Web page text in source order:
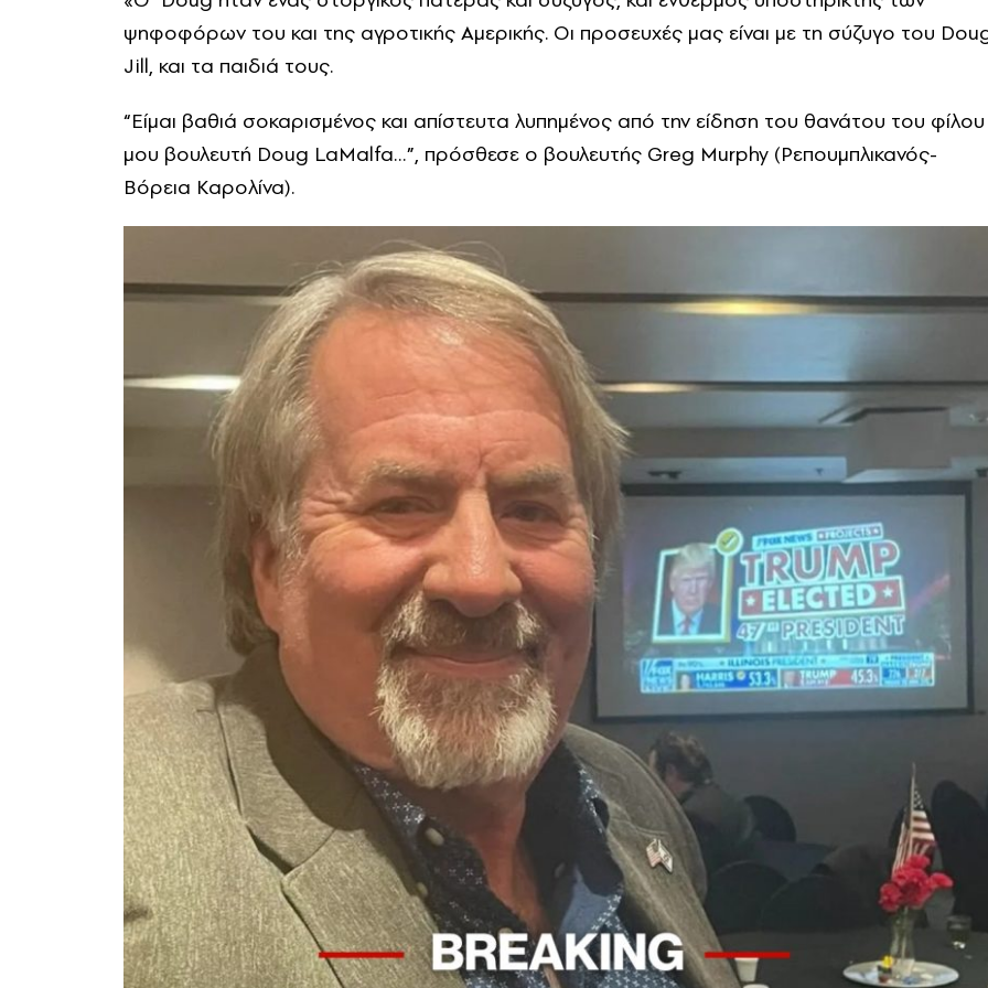
ψηφοφόρων του και της αγροτικής Αμερικής. Οι προσευχές μας είναι με τη σύζυγο του
Jill, και τα παιδιά τους.
“Είμαι βαθιά σοκαρισμένος και απίστευτα λυπημένος από την είδηση ​​του θανάτου του φίλου
μου βουλευτή Doug LaMalfa…”, πρόσθεσε ο βουλευτής Greg Murphy (Ρεπουμπλικανός-
Βόρεια Καρολίνα).